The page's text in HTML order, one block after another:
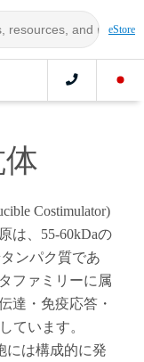
eStore
体
Costimulator)
は、55-60kDaの
ンパク質であ
ファミリーに属
達・免疫応答・
ています。
には構成的に発